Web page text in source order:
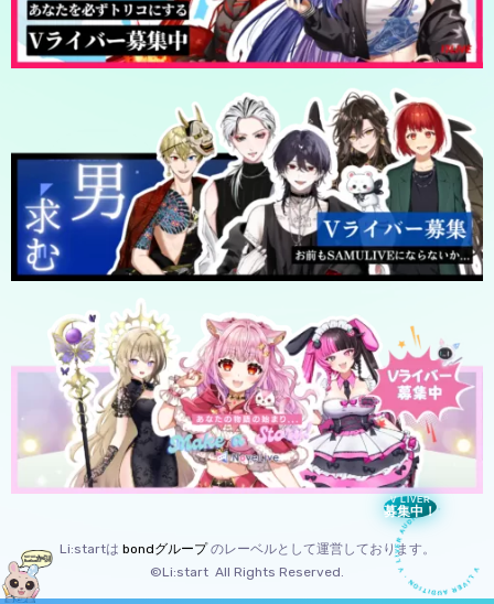
V LIVER AUDITION · V LIVER
V LIVER
募集中！
Li:startは bondグループのレーベルとして運営しております。
©Li:start All Rights Reserved.